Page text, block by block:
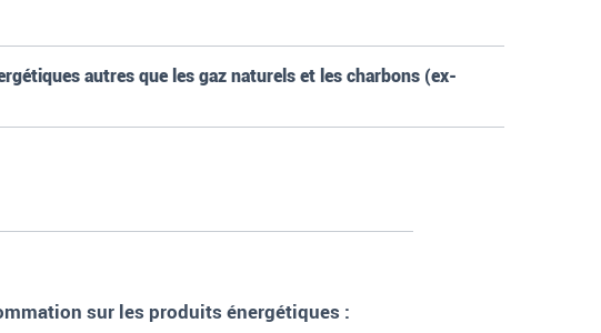
autres que les gaz naturels et les charbons (ex-
sur les produits énergétiques :